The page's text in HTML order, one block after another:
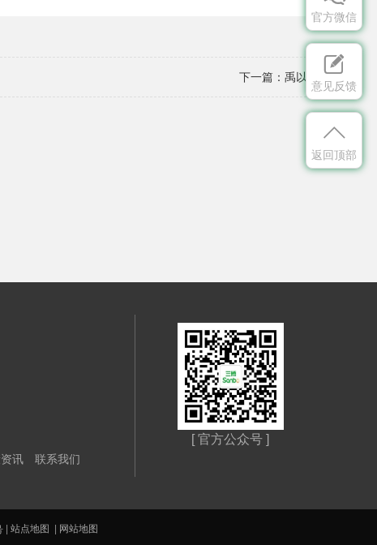
下一篇： 禹以诺
讯 联系我们
[ 官方公众号 ]
| 站点地图 网站地图
官方微信

意见反馈

返回顶部